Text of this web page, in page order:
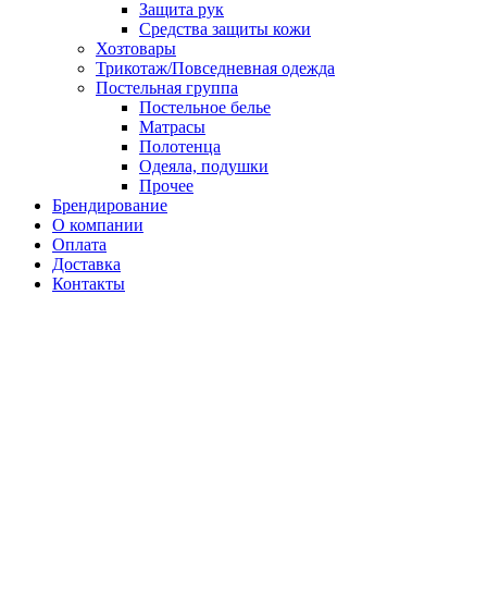
Защита рук
Средства защиты кожи
Хозтовары
Трикотаж/Повседневная одежда
Постельная группа
Постельное белье
Матрасы
Полотенца
Одеяла, подушки
Прочее
Брендирование
О компании
Оплата
Доставка
Контакты